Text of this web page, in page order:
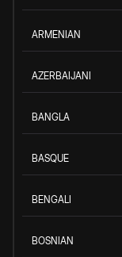
ARMENIAN
AZERBAIJANI
BANGLA
BASQUE
BENGALI
BOSNIAN